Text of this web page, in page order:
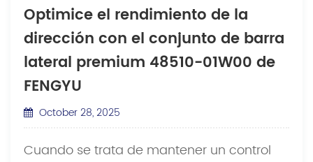
Optimice el rendimiento de la
dirección con el conjunto de barra
lateral premium 48510-01W00 de
FENGYU
October 28, 2025
Cuando se trata de mantener un control